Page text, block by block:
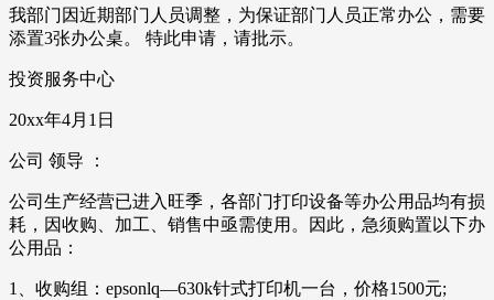
我部门因近期部门人员调整，为保证部门人员正常办公，需要
添置3张办公桌。 特此申请，请批示。
投资服务中心
20xx年4月1日
公司 领导 ：
公司生产经营已进入旺季，各部门打印设备等办公用品均有损
耗，因收购、加工、销售中亟需使用。因此，急须购置以下办
公用品：
1、收购组：epsonlq—630k针式打印机一台，价格1500元;